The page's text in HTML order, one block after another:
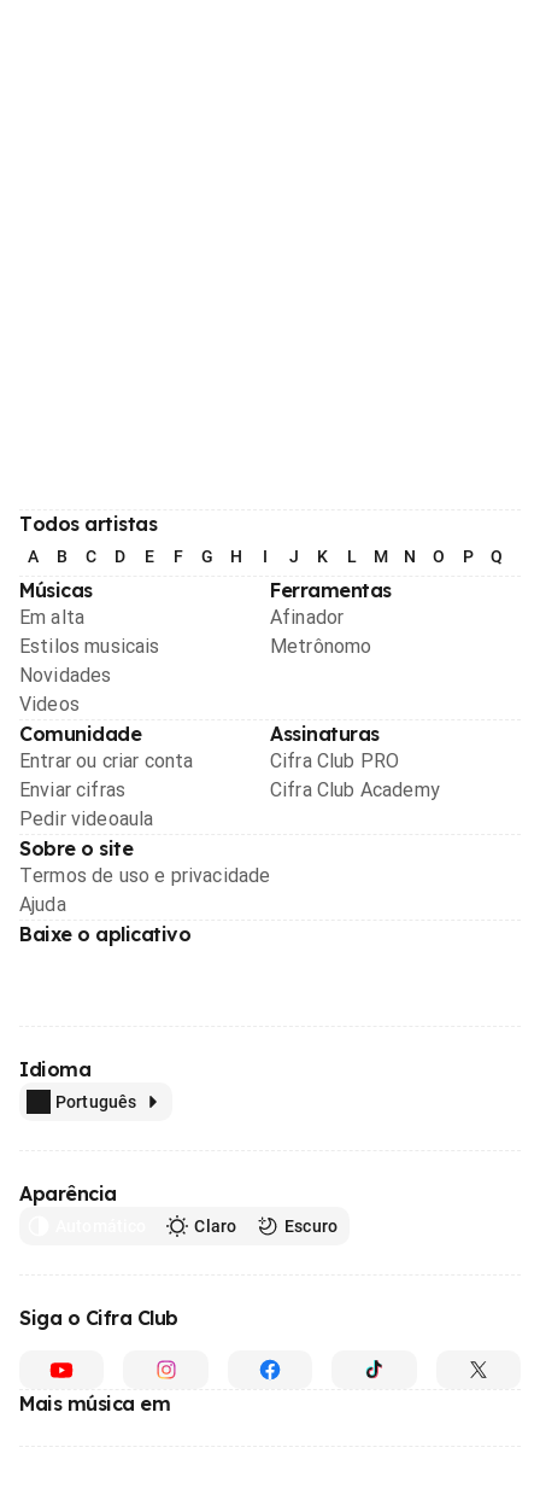
Todos artistas
A B C D E F G H I J K L M N O P Q
Músicas
Em alta
Estilos musicais
Novidades
Videos
Ferramentas
Afinador
Metrônomo
Comunidade
Entrar ou criar conta
Enviar cifras
Pedir videoaula
Assinaturas
Cifra Club PRO
Cifra Club Academy
Sobre o site
Termos de uso e privacidade
Ajuda
Baixe o aplicativo
Idioma
Português
Aparência
Claro Escuro
Siga o Cifra Club
Mais música em